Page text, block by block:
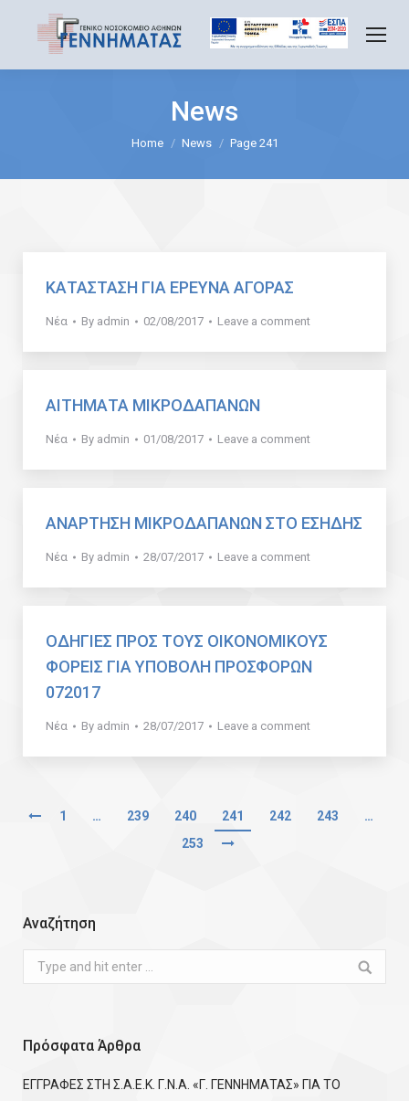
News
Home News Page 241
ΚΑΤΑΣΤΑΣΗ ΓΙΑ ΕΡΕΥΝΑ ΑΓΟΡΑΣ
Νέα By admin 02/08/2017 Leave a comment
ΑΙΤΗΜΑΤΑ ΜΙΚΡΟΔΑΠΑΝΩΝ
Νέα By admin 01/08/2017 Leave a comment
ΑΝΑΡΤΗΣΗ ΜΙΚΡΟΔΑΠΑΝΩΝ ΣΤΟ ΕΣΗΔΗΣ
Νέα By admin 28/07/2017 Leave a comment
ΟΔΗΓΙΕΣ ΠΡΟΣ ΤΟΥΣ ΟΙΚΟΝΟΜΙΚΟΥΣ
ΦΟΡΕΙΣ ΓΙΑ ΥΠΟΒΟΛΗ ΠΡΟΣΦΟΡΩΝ
072017
Νέα By admin 28/07/2017 Leave a comment
1 … 239 240 241 242 243
…
253
Αναζήτηση
Search:
Πρόσφατα Άρθρα
ΕΓΓΡΑΦΕΣ ΣΤΗ Σ.Α.Ε.Κ. Γ.Ν.Α. «Γ. ΓΕΝΝΗΜΑΤΑΣ» ΓΙΑ ΤΟ